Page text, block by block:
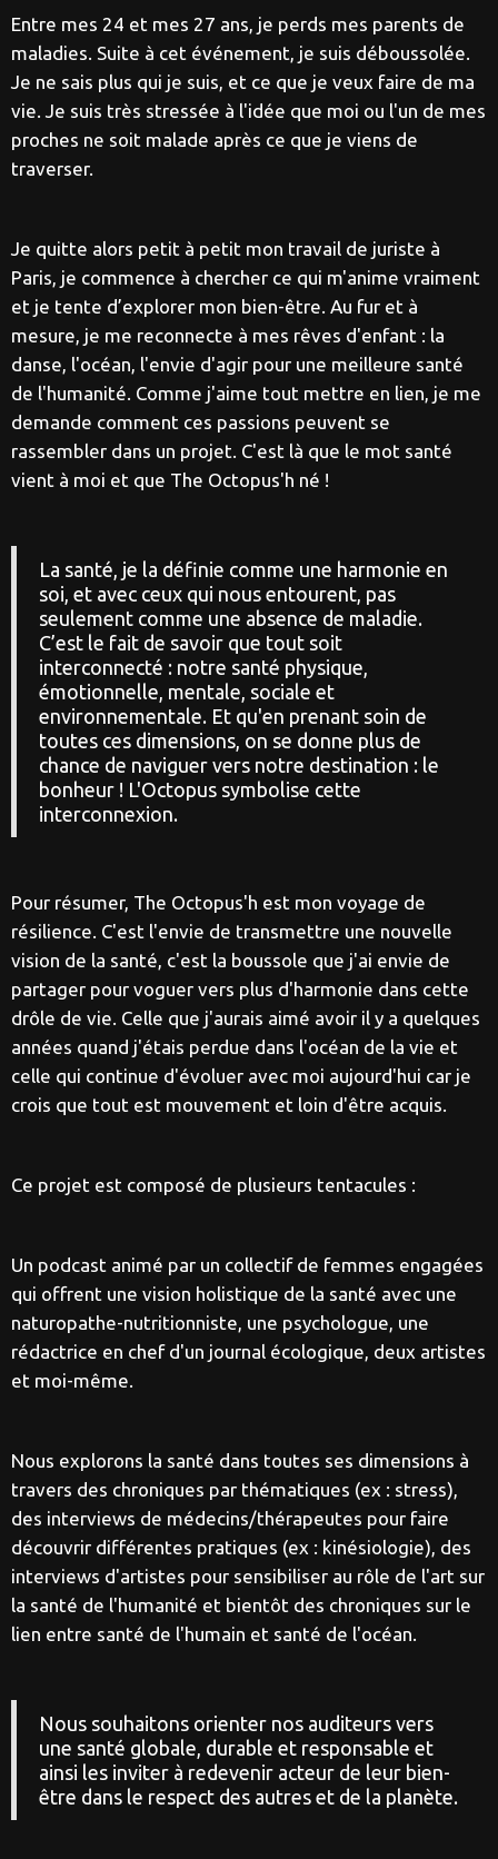
Entre mes 24 et mes 27 ans, je perds mes parents de
maladies. Suite à cet événement, je suis déboussolée.
Je ne sais plus qui je suis, et ce que je veux faire de ma
vie. Je suis très stressée à l'idée que moi ou l'un de mes
proches ne soit malade après ce que je viens de
traverser.
Je quitte alors petit à petit mon travail de juriste à
Paris, je commence à chercher ce qui m'anime vraiment
et je tente d’explorer mon bien-être. Au fur et à
mesure, je me reconnecte à mes rêves d'enfant : la
danse, l'océan, l'envie d'agir pour une meilleure santé
de l'humanité. Comme j'aime tout mettre en lien, je me
demande comment ces passions peuvent se
rassembler dans un projet. C'est là que le mot santé
vient à moi et que The Octopus'h né !
La santé, je la définie comme une harmonie en
soi, et avec ceux qui nous entourent, pas
seulement comme une absence de maladie.
C’est le fait de savoir que tout soit
interconnecté : notre santé physique,
émotionnelle, mentale, sociale et
environnementale. Et qu'en prenant soin de
toutes ces dimensions, on se donne plus de
chance de naviguer vers notre destination : le
bonheur ! L'Octopus symbolise cette
interconnexion.
Pour résumer, The Octopus'h est mon voyage de
résilience. C'est l'envie de transmettre une nouvelle
vision de la santé, c'est la boussole que j'ai envie de
partager pour voguer vers plus d'harmonie dans cette
drôle de vie. Celle que j'aurais aimé avoir il y a quelques
années quand j'étais perdue dans l'océan de la vie et
celle qui continue d'évoluer avec moi aujourd'hui car je
crois que tout est mouvement et loin d'être acquis.
Ce projet est composé de plusieurs tentacules :
Un podcast animé par un collectif de femmes engagées
qui offrent une vision holistique de la santé avec une
naturopathe-nutritionniste, une psychologue, une
rédactrice en chef d'un journal écologique, deux artistes
et moi-même.
Nous explorons la santé dans toutes ses dimensions à
travers des chroniques par thématiques (ex : stress),
des interviews de médecins/thérapeutes pour faire
découvrir différentes pratiques (ex : kinésiologie), des
interviews d'artistes pour sensibiliser au rôle de l'art sur
la santé de l'humanité et bientôt des chroniques sur le
lien entre santé de l'humain et santé de l'océan.
Nous souhaitons orienter nos auditeurs vers
une santé globale, durable et responsable et
ainsi les inviter à redevenir acteur de leur bien-
être dans le respect des autres et de la planète.